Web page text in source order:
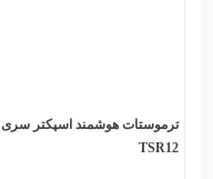
ترموستات هوشمند اسپکتر سری
TSR12